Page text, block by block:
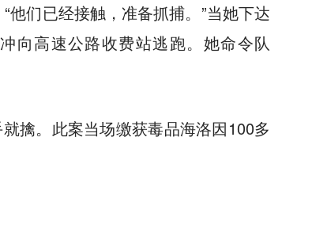
们已经接触，准备抓捕。”当她下达
向高速公路收费站逃跑。她命令队
擒。此案当场缴获毒品海洛因100多